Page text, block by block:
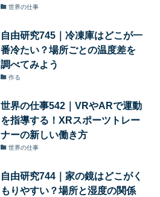
世界の仕事
自由研究745｜冷凍庫はどこが一
番冷たい？場所ごとの温度差を
調べてみよう
作る
世界の仕事542｜VRやARで運動
を指導する！XRスポーツトレー
ナーの新しい働き方
世界の仕事
自由研究744｜家の鏡はどこがく
もりやすい？場所と湿度の関係